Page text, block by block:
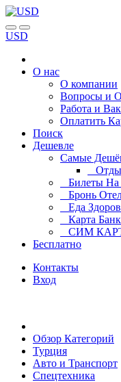
USD
О нас
О компании
Вопросы и
Работа и
Оплатить
Поиск
Дешевле
Самые
Билеты На
Бронь
Еда
Карта
СИМ
Бесплатно
Контакты
Вход
Обзор Категорий
Турция
Авто и Транспорт
Спецтехника